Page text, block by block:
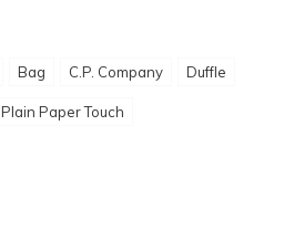
Bag C.P. Company Duffle
Plain Paper Touch